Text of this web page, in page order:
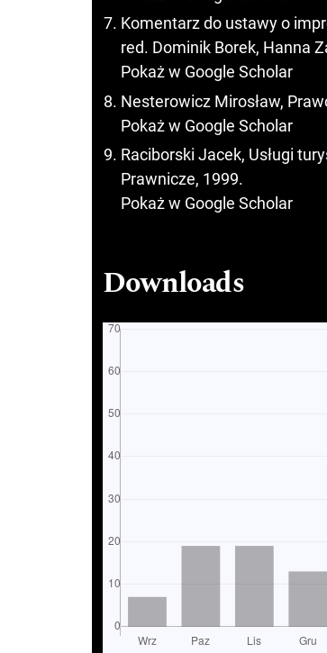
Komentarz do ustawy o
red. Dominik Borek, Hanna
Pokaż w Google Scholar
Nesterowicz Mirosław,
Pokaż w Google Scholar
Raciborski Jacek, Usługi
Prawnicze, 1999.
Pokaż w Google Scholar
Downloads